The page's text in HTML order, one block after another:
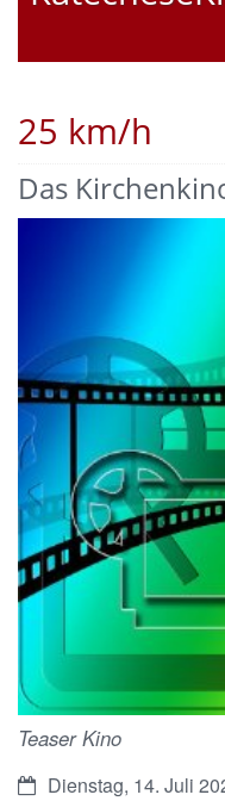
25 km/h
Das
Teaser Kino
Datum:Dienstag, 14. Juli